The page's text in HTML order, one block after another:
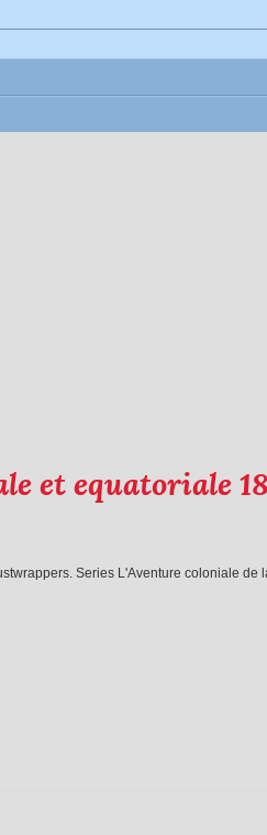
et equatoriale
Series L'Aventure coloniale de